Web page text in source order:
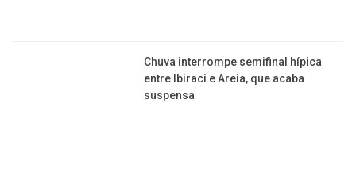
​Chuva interrompe semifinal hípica
entre Ibiraci e Areia, que acaba
suspensa